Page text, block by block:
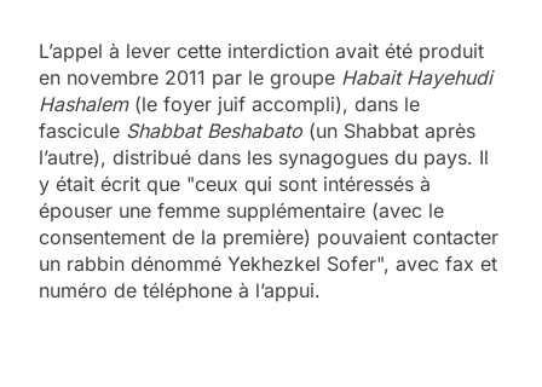
L’appel à lever cette interdiction avait été produit
en novembre 2011 par le groupe Habait Hayehudi
Hashalem(le foyer juif accompli), dans le
fascicule Shabbat Beshabato (un Shabbat après
l’autre), distribué dans les synagogues du pays. Il
y était écrit que "ceux qui sont intéressés à
épouser une femme supplémentaire (avec le
consentement de la première) pouvaient contacter
un rabbin dénommé Yekhezkel Sofer", avec fax et
numéro de téléphone à l’appui.